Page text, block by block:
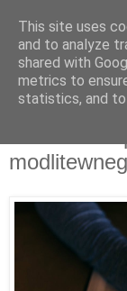
czwartek,
3 klucze
This site uses
and to analyze
shared with
metrics to
statistics, and